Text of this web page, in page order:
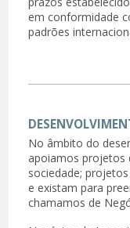
em conformidade
padrões
No âmbito do
apoiamos projetos
sociedade;
e existam para
chamamos de